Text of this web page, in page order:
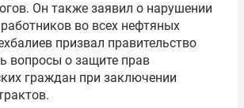
Он также заявил о нарушении
во всех нефтяных
призвал правительство
вопросы о защите прав
граждан при заключении